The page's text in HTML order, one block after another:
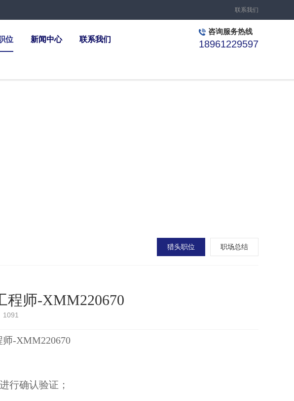
联系我们
位 新闻中心 联系我们
咨询服务热线
18961229597
猎头职位 职场总结
程师-XMM220670
1091
-XMM220670
行确认验证；